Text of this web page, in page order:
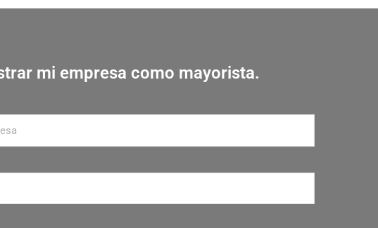
mi empresa como mayorista.